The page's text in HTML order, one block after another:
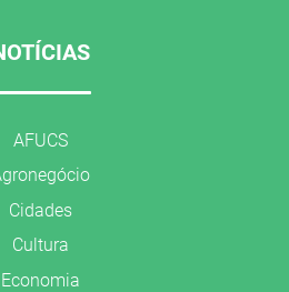
AFUCS
Cidades
Cultura
Economia